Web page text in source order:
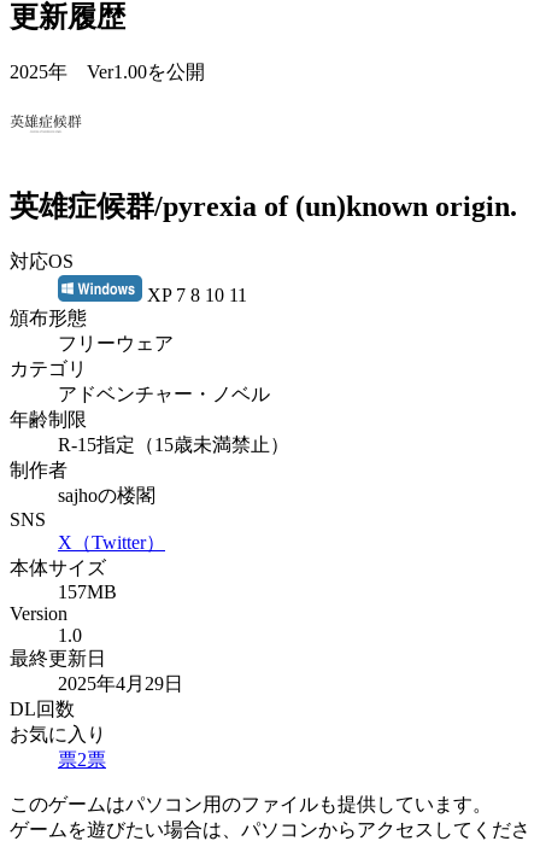
更新履歴
2025年 Ver1.00を公開
英雄症候群/pyrexia of (un)known origin.
対応OS
XP 7 8 10 11
頒布形態
フリーウェア
カテゴリ
アドベンチャー・ノベル
年齢制限
R-15指定（15歳未満禁止）
制作者
sajhoの楼閣
SNS
X（Twitter）
本体サイズ
157MB
Version
1.0
最終更新日
2025年4月29日
DL回数
お気に入り
票2票
このゲームはパソコン用のファイルも提供しています。
ゲームを遊びたい場合は、パソコンからアクセスしてくださ